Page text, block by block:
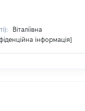
Віталіївна
інформація]